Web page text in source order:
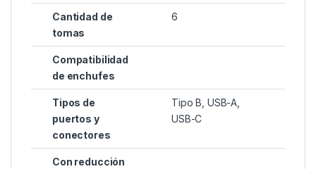
Cantidad de
tomas
6
Compatibilidad
de enchufes
Tipos de
puertos y
conectores
Tipo B, USB-A,
USB-C
Con reducción